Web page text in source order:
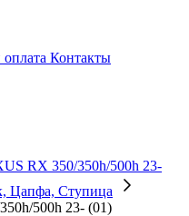
Контакты
RX 350/350h/500h 23-
Цапфа, Ступица
500h 23- (01)